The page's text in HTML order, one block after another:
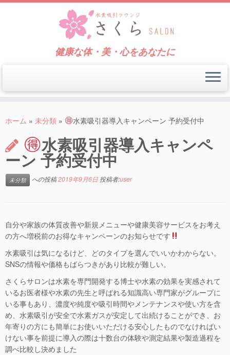
ン
ツ
へ
ス
キ
健康な体・美・心をあなたに
ホーム » 未分類 » 水素吸引器導入キャンペーン 予約受付中
水素吸引器導入キャンペ
ーン 予約受付中
未分類 への投稿2019年9月6日 投稿者:user
自分や家族の体質改善や新規メニューや健康美容サービスをお考え
の方へ増税前のお得なキャンペーンのお知らせです
水素吸引は気になるけど、どのタイプを選んでいいかわからない。
SNSの情報や価格もばらつきがあり比較が難しい。
さくらサロンは水素を専門開発する博士や水素の効果を実感されて
いるお医者様や水素の先生と呼ばれる知識高い専門家がグループに
いる事もあり、濃度や純度や吸引時間やメンテナンスや使い方を含
め、水素吸引が安全で水素ガスが安定して出続けることができ、お
年寄りの方にも簡単にお使いいただける安心したものでなければい
けない事を前提に導入の際は十数台の体験や測定結果や製造過程を
調べ比較し決めました